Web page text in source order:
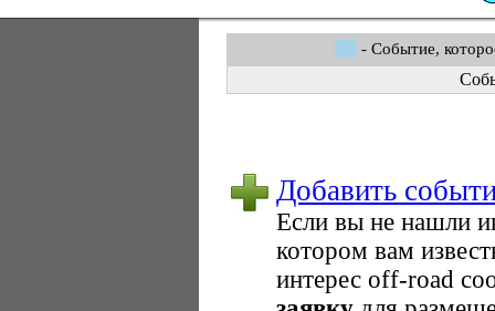
- Событие,
Добавить
Если вы не нашли
котором вам
интерес оff-road